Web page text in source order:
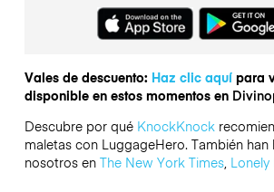
Vales de descuento: Haz clic aquípara
disponible en estos momentos en
Descubre por qué KnockKnock
maletas con LuggageHero. También
nosotros en The New York Times, Lonely